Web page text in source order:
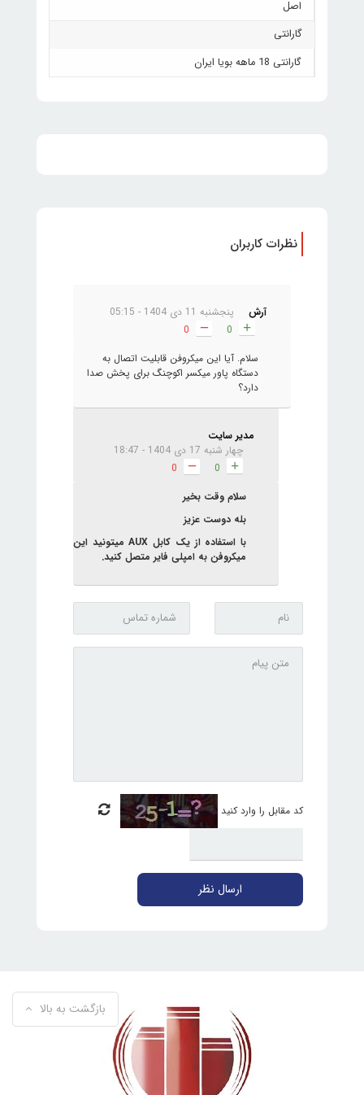
اصل
گارانتی
گارانتی 18 ماهه بویا ایران
نظرات کاربران
آرش
پنجشنبه 11 دی 1404 - 05:15
سلام. آیا این میکروفن قابلیت اتصال به
دستگاه پاور میکسر اکوچنگ برای پخش صدا
دارد؟
مدیر سایت
چهار شنبه 17 دی 1404 - 18:47
سلام وقت بخیر
بله دوست عزیز
با استفاده از یک کابل AUX میتونید این
میکروفن به امپلی فایر متصل کنید.
کد مقابل را وارد کنید
ارسال نظر
بازگشت به بالا